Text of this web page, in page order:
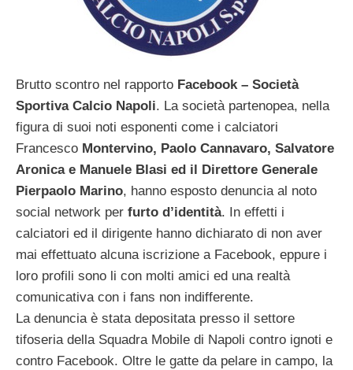
Brutto scontro nel rapporto Facebook – Società
Sportiva Calcio Napoli. La società partenopea, nella
figura di suoi noti esponenti come i calciatori
Francesco Montervino, Paolo Cannavaro, Salvatore
Aronica e Manuele Blasi ed il Direttore Generale
Pierpaolo Marino, hanno esposto denuncia al noto
social network per furto d’identità. In effetti i
calciatori ed il dirigente hanno dichiarato di non aver
mai effettuato alcuna iscrizione a Facebook, eppure i
loro profili sono li con molti amici ed una realtà
comunicativa con i fans non indifferente.
La denuncia è stata depositata presso il settore
tifoseria della Squadra Mobile di Napoli contro ignoti e
contro Facebook. Oltre le gatte da pelare in campo, la